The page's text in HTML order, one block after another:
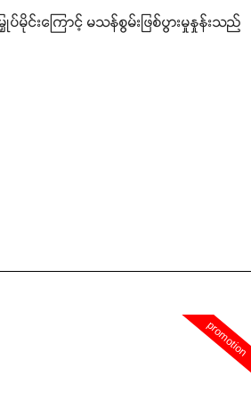
ပ်မိုင်းကြောင့် မသန်စွမ်းဖြစ်ပွားမှုနှုန်းသည်
promotion